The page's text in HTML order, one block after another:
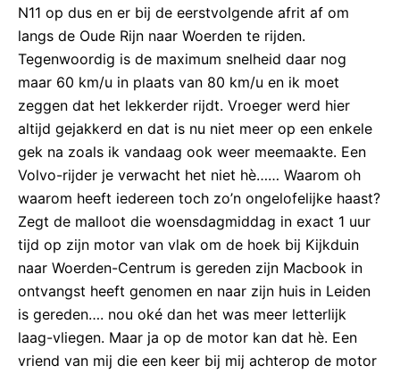
N11 op dus en er bij de eerstvolgende afrit af om
langs de Oude Rijn naar Woerden te rijden.
Tegenwoordig is de maximum snelheid daar nog
maar 60 km/u in plaats van 80 km/u en ik moet
zeggen dat het lekkerder rijdt. Vroeger werd hier
altijd gejakkerd en dat is nu niet meer op een enkele
gek na zoals ik vandaag ook weer meemaakte. Een
Volvo-rijder je verwacht het niet hè…… Waarom oh
waarom heeft iedereen toch zo’n ongelofelijke haast?
Zegt de malloot die woensdagmiddag in exact 1 uur
tijd op zijn motor van vlak om de hoek bij Kijkduin
naar Woerden-Centrum is gereden zijn Macbook in
ontvangst heeft genomen en naar zijn huis in Leiden
is gereden…. nou oké dan het was meer letterlijk
laag-vliegen. Maar ja op de motor kan dat hè. Een
vriend van mij die een keer bij mij achterop de motor